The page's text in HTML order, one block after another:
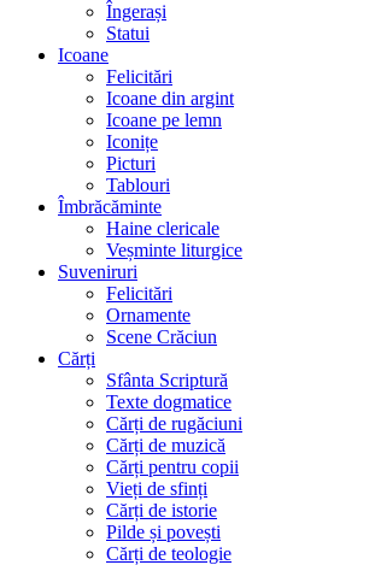
Îngerași
Statui
Icoane
Felicitări
Icoane din argint
Icoane pe lemn
Iconițe
Picturi
Tablouri
Îmbrăcăminte
Haine clericale
Veșminte liturgice
Suveniruri
Felicitări
Ornamente
Scene Crăciun
Cărți
Sfânta Scriptură
Texte dogmatice
Cărți de rugăciuni
Cărți de muzică
Cărți pentru copii
Vieți de sfinți
Cărți de istorie
Pilde și povești
Cărți de teologie